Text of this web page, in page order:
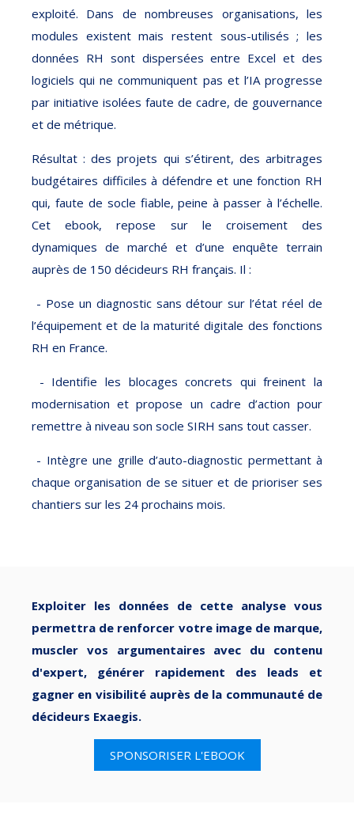
exploité. Dans de nombreuses organisations, les
modules existent mais restent sous-utilisés ; les
données RH sont dispersées entre Excel et des
logiciels qui ne communiquent pas et l’IA progresse
par initiative isolées faute de cadre, de gouvernance
et de métrique.
Résultat : des projets qui s’étirent, des arbitrages
budgétaires difficiles à défendre et une fonction RH
qui, faute de socle fiable, peine à passer à l’échelle.
Cet ebook, repose sur le croisement des
dynamiques de marché et d’une enquête terrain
auprès de 150 décideurs RH français. Il :
- Pose un diagnostic sans détour sur l’état réel de
l’équipement et de la maturité digitale des fonctions
RH en France.
- Identifie les blocages concrets qui freinent la
modernisation et propose un cadre d’action pour
remettre à niveau son socle SIRH sans tout casser.
- Intègre une grille d’auto-diagnostic permettant à
chaque organisation de se situer et de prioriser ses
chantiers sur les 24 prochains mois.
Exploiter les données de cette analyse vous
permettra de renforcer votre image de marque,
muscler vos argumentaires avec du contenu
d'expert, générer rapidement des leads et
gagner en visibilité auprès de la communauté de
décideurs Exaegis.
SPONSORISER L'EBOOK